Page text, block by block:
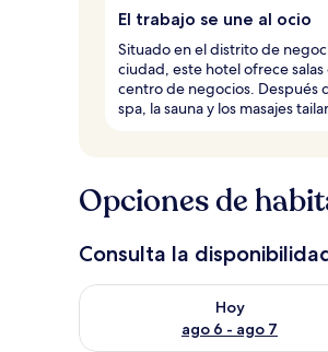
El trabajo se une al ocio
Situado en el distrito de
ciudad, este hotel ofrece
centro de negocios. Después
spa, la sauna y los masajes
Opciones de
Consulta la
Hoy
ago 6 - ago 7
Consulta la disponibilidad para